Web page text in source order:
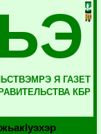
Я ГАЗЕТ
КБР